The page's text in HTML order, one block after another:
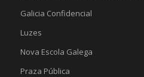
Galicia Confidencial
Luzes
Nova Escola Galega
Praza Pública